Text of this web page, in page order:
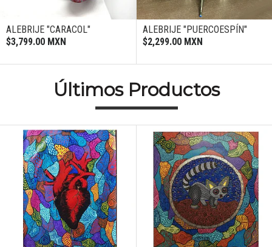
ALEBRIJE "CARACOL"
$3,799.00 MXN
ALEBRIJE "PUERCOESPÍN"
$2,299.00 MXN
Últimos Productos